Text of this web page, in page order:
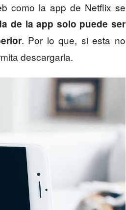
como la app de Netflix se
de la app solo puede ser
. Por lo que, si esta no
descargarla.